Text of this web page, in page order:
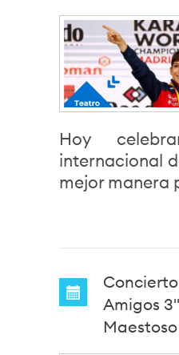
Hoy
internacional
mejor manera
Amigos
Maestoso